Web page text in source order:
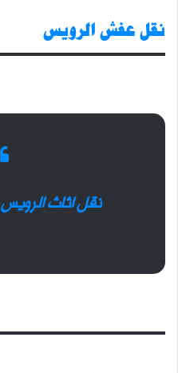
نقل عفش الرويس
نقل اثاث الرويس